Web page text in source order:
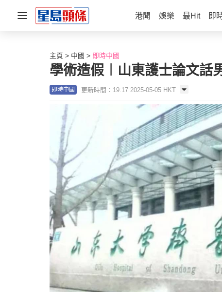
港聞 娛樂 最Hit 即
主頁 中國 即時中國
學術造假︱山東護士論文話
即時中國 更新時間：19:17 2025-05-05 HKT